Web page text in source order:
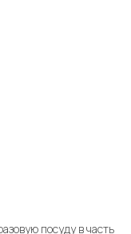
посуду в часть